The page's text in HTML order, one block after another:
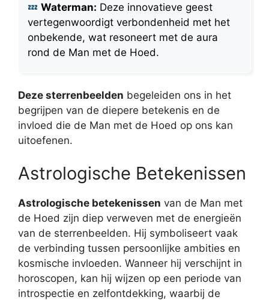
Waterman: Deze innovatieve geest
vertegenwoordigt verbondenheid met het
onbekende, wat resoneert met de aura
rond de Man met de Hoed.
Deze sterrenbeelden begeleiden ons in het
begrijpen van de diepere betekenis en de
invloed die de Man met de Hoed op ons kan
uitoefenen.
Astrologische Betekenissen
Astrologische betekenissen van de Man met
de Hoed zijn diep verweven met de energieën
van de sterrenbeelden. Hij symboliseert vaak
de verbinding tussen persoonlijke ambities en
kosmische invloeden. Wanneer hij verschijnt in
horoscopen, kan hij wijzen op een periode van
introspectie en zelfontdekking, waarbij de